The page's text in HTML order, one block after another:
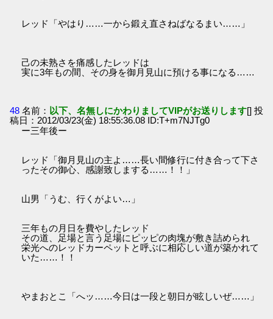
レッド「やはり……一から鍛え直さねばなるまい……」
己の未熟さを痛感したレッドは
実に3年もの間、その身を御月見山に預ける事になる……
48 名前： 以下、名無しにかわりましてVIPがお送りします[] 投
稿日：2012/03/23(金) 18:55:36.08 ID:T+m7NJTg0
ー三年後ー
レッド「御月見山の主よ……長い間修行に付き合って下さ
ったその御心、感謝致しまする……！！」
山男「うむ、行くがよい…」
三年もの月日を費やしたレッド
その道、足場と言う足場にピッピの肉塊が敷き詰められ
栄光へのレッドカーペットと呼ぶに相応しい道が築かれて
いた……！！
やまおとこ「へッ……今日は一段と朝日が眩しいぜ……」